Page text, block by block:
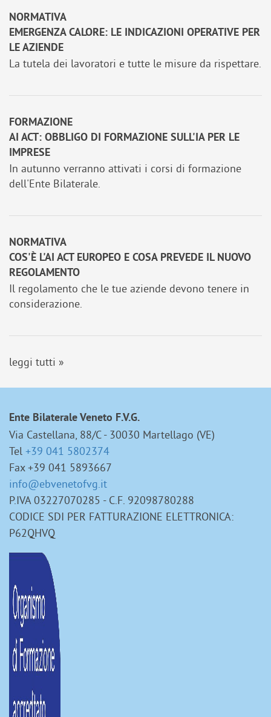
NORMATIVA
EMERGENZA CALORE: LE INDICAZIONI OPERATIVE PER
LE AZIENDE
La tutela dei lavoratori e tutte le misure da rispettare.
FORMAZIONE
AI ACT: OBBLIGO DI FORMAZIONE SULL'IA PER LE
IMPRESE
In autunno verranno attivati i corsi di formazione
dell'Ente Bilaterale.
NORMATIVA
COS'È L'AI ACT EUROPEO E COSA PREVEDE IL NUOVO
REGOLAMENTO
Il regolamento che le tue aziende devono tenere in
considerazione.
leggi tutti »
Ente Bilaterale Veneto F.V.G.
Via Castellana, 88/C - 30030 Martellago (VE)
Tel +39 041 5802374
Fax +39 041 5893667
info@ebvenetofvg.it
P.IVA 03227070285 - C.F. 92098780288
CODICE SDI PER FATTURAZIONE ELETTRONICA:
P62QHVQ